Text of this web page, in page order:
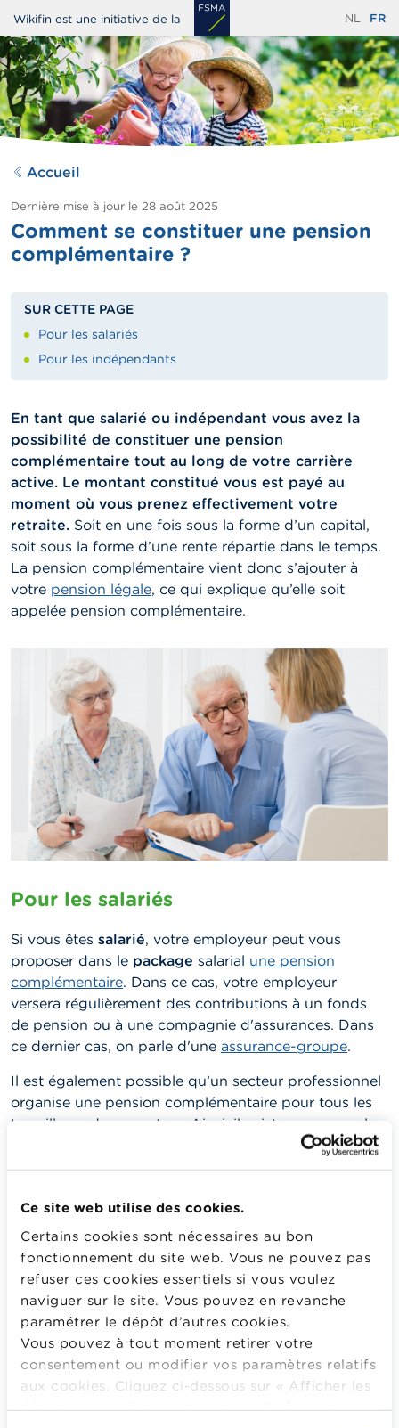
Ce site web utilise des cookies.
Certains cookies sont nécessaires au bon
fonctionnement du site web. Vous ne pouvez pas
refuser ces cookies essentiels si vous voulez
naviguer sur le site. Vous pouvez en revanche
paramétrer le dépôt d’autres cookies.
Vous pouvez à tout moment retirer votre
consentement ou modifier vos paramètres relatifs
aux cookies. Cliquez ci-dessous sur « Afficher les
détails » pour obtenir davantage d'informations.
Aller
au
contenu
principal
Wikifin est une initiative de la NL FR
Accueil
Dernière mise à jour le 28 août 2025
Comment se constituer une pension
complémentaire ?
SUR CETTE PAGE
Pour les salariés
Pour les indépendants
En tant que salarié ou indépendant vous avez la
possibilité de constituer une pension
complémentaire tout au long de votre carrière
active. Le montant constitué vous est payé au
moment où vous prenez effectivement votre
retraite. Soit en une fois sous la forme d’un capital,
soit sous la forme d’une rente répartie dans le temps.
La pension complémentaire vient donc s’ajouter à
votre pension légale, ce qui explique qu’elle soit
appelée pension complémentaire.
Pour les salariés
Si vous êtes salarié, votre employeur peut vous
proposer dans le package salarial une pension
complémentaire. Dans ce cas, votre employeur
versera régulièrement des contributions à un fonds
de pension ou à une compagnie d'assurances. Dans
ce dernier cas, on parle d'une assurance-groupe.
Il est également possible qu’un secteur professionnel
organise une pension complémentaire pour tous les
travailleurs de ce secteur. Ainsi, il existe par exemple
construction, dans l’industrie alimentaire, dans
proposent pas une pension complémentaire. Ils n’y
sont d’ailleurs pas obligés.C’est la raison pour
laquelle en tant que salariévous avez la possibilité
de vous constituer vous-même une pension
complémentaire. C’est ce qu’on appelle
libre complémentaire pour travailleurs salariés (PCLS)